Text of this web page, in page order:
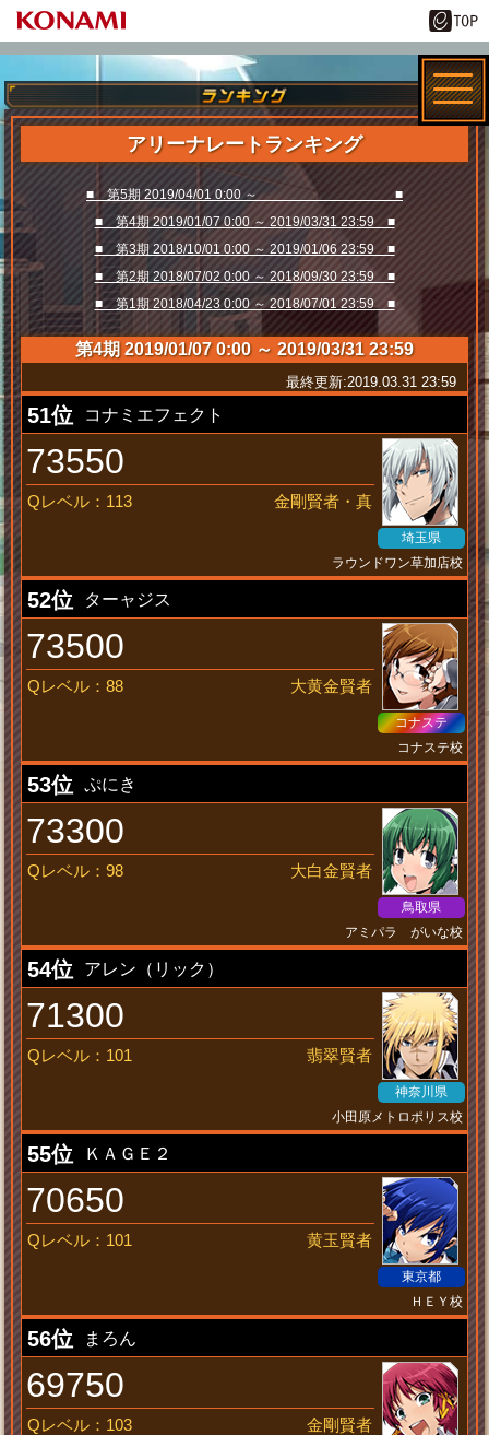
アリーナレートランキング
■ 第5期 2019/04/01 0:00 ～ ■
■ 第4期 2019/01/07 0:00 ～ 2019/03/31 23:59 ■
■ 第3期 2018/10/01 0:00 ～ 2019/01/06 23:59 ■
■ 第2期 2018/07/02 0:00 ～ 2018/09/30 23:59 ■
■ 第1期 2018/04/23 0:00 ～ 2018/07/01 23:59 ■
第4期 2019/01/07 0:00 ～ 2019/03/31 23:59
最終更新:2019.03.31 23:59
51位 コナミエフェクト
73550
Qレベル：113 金剛賢者・真
埼玉県
ラウンドワン草加店校
52位 ターャジス
73500
Qレベル：88 大黄金賢者
コナステ
コナステ校
53位 ぷにき
73300
Qレベル：98 大白金賢者
鳥取県
アミパラ がいな校
54位 アレン（リック）
71300
Qレベル：101 翡翠賢者
神奈川県
小田原メトロポリス校
55位 ＫＡＧＥ２
70650
Qレベル：101 黄玉賢者
東京都
ＨＥＹ校
56位 まろん
69750
Qレベル：103 金剛賢者